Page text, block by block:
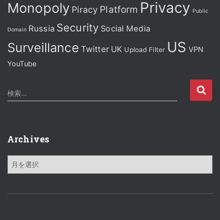
Monopoly Piracy Platform Privacy Public
Domain Russia Security Social Media
Surveillance Twitter UK Upload Filter US VPN
YouTube
検
索
検索…
Archives
h